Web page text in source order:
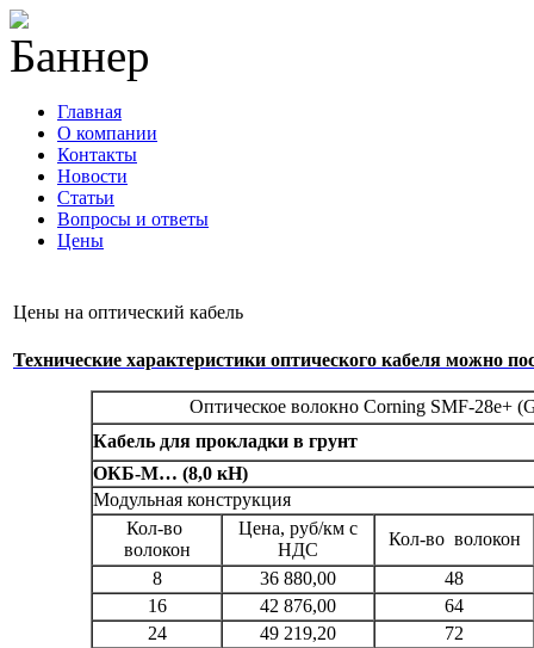
Главная
О компании
Контакты
Новости
Статьи
Вопросы и ответы
Цены
Цены на оптический кабель
Технические характеристики оптического кабеля можно
Оптическое волокно Corning SMF-28e+
Кабель для прокладки в грунт
ОКБ-М… (8,0 кН)
Модульная конструкция
Кол-во
волокон
Цена, руб/км с
НДС
Кол-во волокон
8
36 880,00
48
16
42 876,00
64
24
49 219,20
72